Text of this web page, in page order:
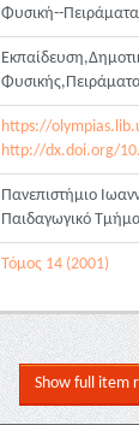
Φυσική--Πειράματα
https://
http://dx.doi.org/
Πανεπιστήμιο
Παιδαγωγικό
Τόμος 14 (2001)
Show full item